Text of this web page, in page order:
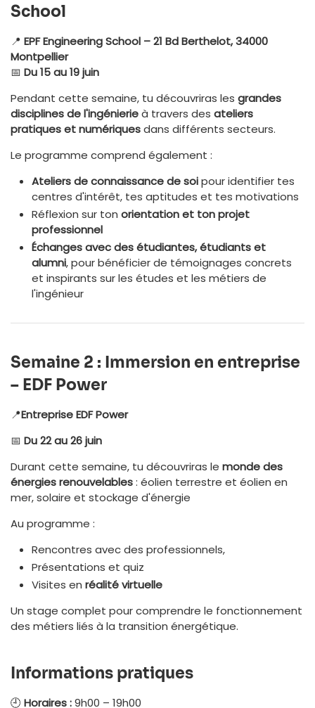
School
📍 EPF Engineering School – 21 Bd Berthelot, 34000
Montpellier
📅 Du 15 au 19 juin
Pendant cette semaine, tu découvriras les grandes
disciplines de l'ingénierieà travers des ateliers
pratiques et numériquesdans différents secteurs.
Le programme comprend également :
Ateliers de connaissance de soipour identifier tes
centres d'intérêt, tes aptitudes et tes motivations
Réflexion sur ton orientation et ton projet
professionnel
Échanges avec des étudiantes, étudiants et
alumni, pour bénéficier de témoignages concrets
et inspirants sur les études et les métiers de
l'ingénieur
Semaine 2 : Immersion en entreprise
– EDF Power
📍Entreprise EDF Power
📅 Du 22 au 26 juin
Durant cette semaine, tu découvriras le monde des
énergies renouvelables: éolien terrestre et éolien en
mer, solaire et stockage d'énergie
Au programme :
Rencontres avec des professionnels,
Présentations et quiz
Visites en réalité virtuelle
Un stage complet pour comprendre le fonctionnement
des métiers liés à la transition énergétique.
Informations pratiques
🕘 Horaires :9h00 – 19h00